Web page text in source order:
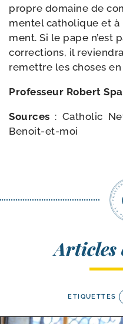
propre domaine de
men­tel catho­lique et
ment. Si le pape n’est
cor­rec­tions, il
remettre les choses
Professeur Robert
Sources : Catholic
Benoit-et-moi
Articles
ETIQUETTES